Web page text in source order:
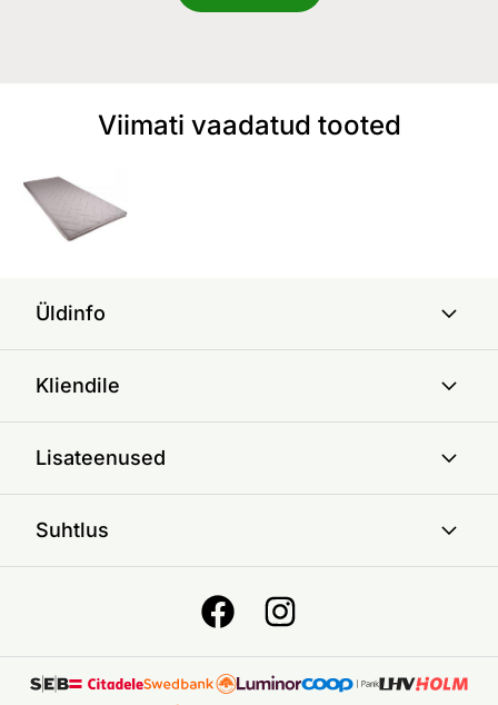
Viimati vaadatud tooted
Üldinfo
Kliendile
Lisateenused
Suhtlus